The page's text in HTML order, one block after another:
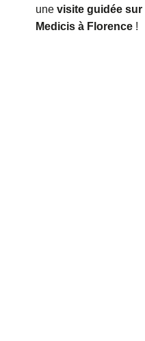
une visite guidée sur
Medicis à Florence !